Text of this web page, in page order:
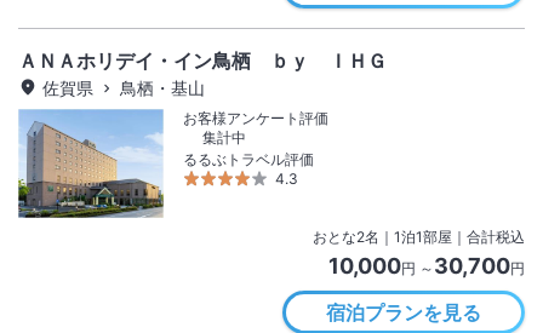
ＡＮＡホリデイ・イン鳥栖 ｂｙ ＩＨＧ
佐賀県 鳥栖・基山
お客様アンケート評価
集計中
るるぶトラベル評価
4.3
おとな2名 ｜ 1泊1部屋｜合計税込
10,000円 ～ 30,700円
宿泊プランを見る